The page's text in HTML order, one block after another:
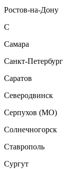
Ростов-на-Дону
С
Самара
Санкт-Петербург
Саратов
Северодвинск
Серпухов (МО)
Солнечногорск
Ставрополь
Сургут